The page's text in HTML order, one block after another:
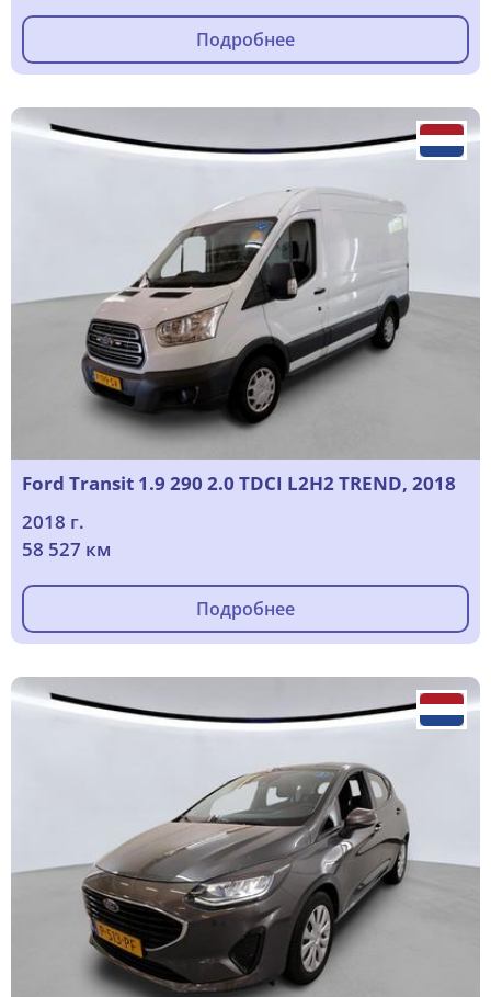
Подробнее
Ford Transit 1.9 290 2.0 TDCI L2H2 TREND, 2018
2018 г.
58 527 км
Подробнее